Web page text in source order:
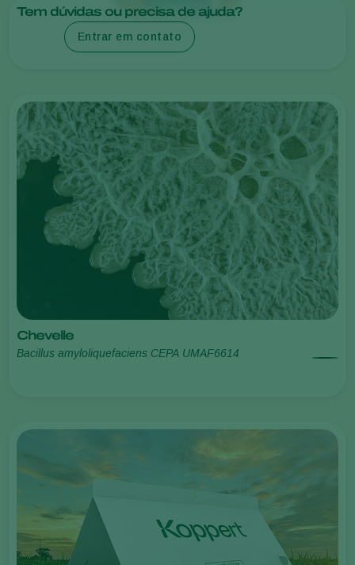
Chevelle
Bacillus amyloliquefaciens CEPA UMAF6614
Tem dúvidas ou precisa de ajuda?
Entrar em contato